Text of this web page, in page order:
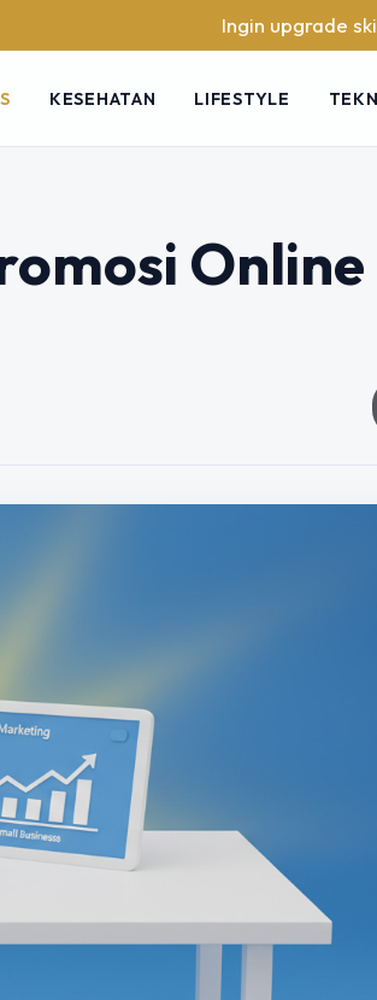
Ingin upgrade skill
KESEHATAN LIFESTYLE
Online